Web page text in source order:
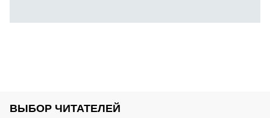
ВЫБОР ЧИТАТЕЛЕЙ